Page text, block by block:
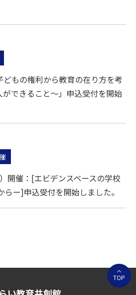
もの権利から教育の在り方を考
できること～」申込受付を開始
開催：[エビデンスベースの学校
ー]申込受付を開始しました。
TOP